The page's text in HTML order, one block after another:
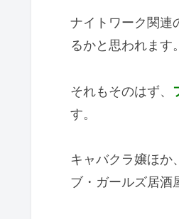
ナイトワーク関連
るかと思われます。
それもそのはず、
す。
キャバクラ嬢ほか
ブ・ガールズ居酒